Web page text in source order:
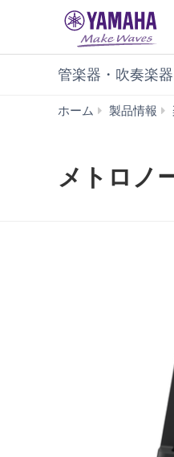
管楽器・吹奏楽器
ホーム 製品情報
メトロノ